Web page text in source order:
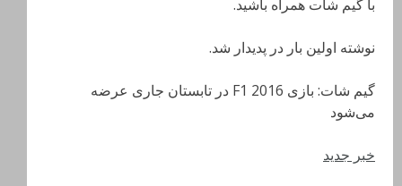
با گیم شات همراه باشید.
نوشته اولین بار در پدیدار شد.
گیم شات: بازی F1 2016 در تابستان جاری عرضه
می‌شود
خبر جدید